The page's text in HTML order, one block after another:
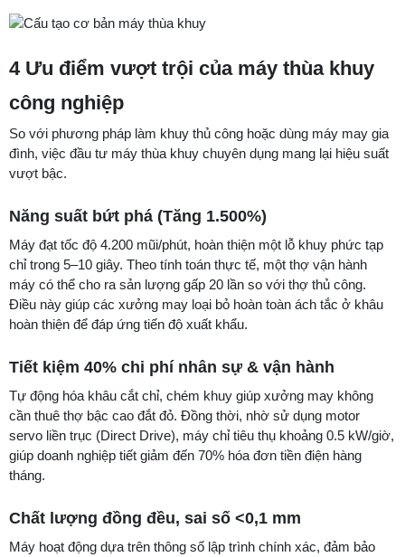
4 Ưu điểm vượt trội của máy thùa khuy
công nghiệp
So với phương pháp làm khuy thủ công hoặc dùng máy may gia
đình, việc đầu tư máy thùa khuy chuyên dụng mang lại hiệu suất
vượt bậc.
Năng suất bứt phá (Tăng 1.500%)
Máy đạt tốc độ 4.200 mũi/phút, hoàn thiện một lỗ khuy phức tạp
chỉ trong 5–10 giây. Theo tính toán thực tế, một thợ vận hành
máy có thể cho ra sản lượng gấp 20 lần so với thợ thủ công.
Điều này giúp các xưởng may loại bỏ hoàn toàn ách tắc ở khâu
hoàn thiện để đáp ứng tiến độ xuất khẩu.
Tiết kiệm 40% chi phí nhân sự & vận hành
Tự động hóa khâu cắt chỉ, chém khuy giúp xưởng may không
cần thuê thợ bậc cao đắt đỏ. Đồng thời, nhờ sử dụng motor
servo liền trục (Direct Drive), máy chỉ tiêu thụ khoảng 0.5 kW/giờ,
giúp doanh nghiệp tiết giảm đến 70% hóa đơn tiền điện hàng
tháng.
Chất lượng đồng đều, sai số <0,1 mm
Máy hoạt động dựa trên thông số lập trình chính xác, đảm bảo